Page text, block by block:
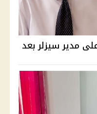
مدير سيزلر بعد